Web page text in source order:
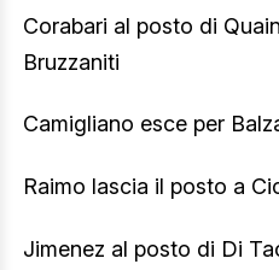
Corabari al posto di
Bruzzaniti
Camigliano esce per
Raimo lascia il posto a
Jimenez al posto di Di